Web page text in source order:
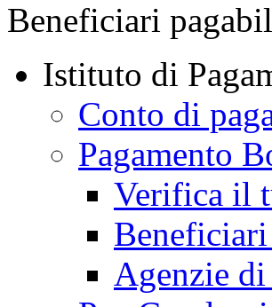
Beneficiari
Istituto di
Conto di
Pagamento
Verifica il
Agenzie di